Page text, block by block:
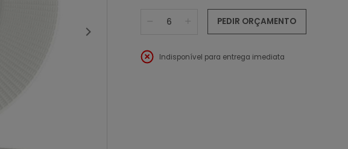
PEDIR ORÇAMENTO
Indisponível para entrega imediata